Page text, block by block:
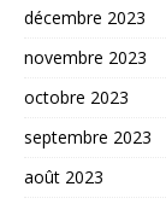
décembre 2023
novembre 2023
octobre 2023
septembre 2023
août 2023